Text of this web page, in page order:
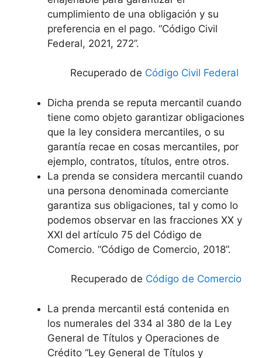
cumplimiento de una obligación y su
preferencia en el pago. “Código Civil
Federal, 2021, 272”.
Recuperado de Código Civil Federal
Dicha prenda se reputa mercantil cuando
tiene como objeto garantizar obligaciones
que la ley considera mercantiles, o su
garantía recae en cosas mercantiles, por
ejemplo, contratos, títulos, entre otros.
La prenda se considera mercantil cuando
una persona denominada comerciante
garantiza sus obligaciones, tal y como lo
podemos observar en las fracciones XX y
XXI del artículo 75 del Código de
Comercio. “Código de Comercio, 2018”.
Recuperado de Código de Comercio
La prenda mercantil está contenida en
los numerales del 334 al 380 de la Ley
General de Títulos y Operaciones de
Crédito “Ley General de Títulos y